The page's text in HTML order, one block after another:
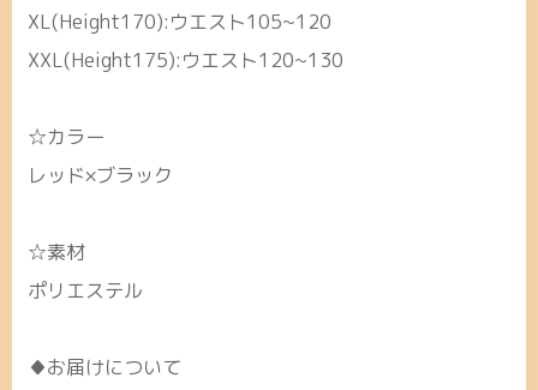
XL(Height170):ウエスト105~120
XXL(Height175):ウエスト120~130
☆カラー
レッド×ブラック
☆素材
ポリエステル
♦お届けについて